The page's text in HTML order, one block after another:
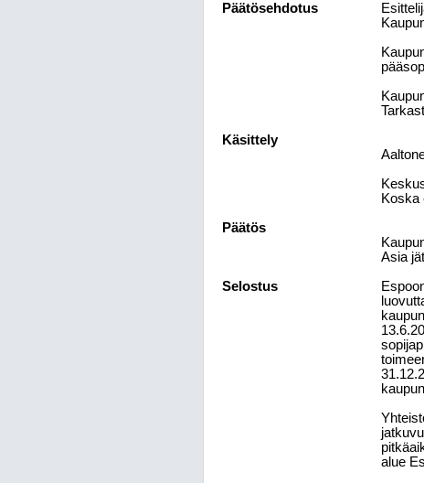
Päätösehdotus
Käsittely
Koska
Päätös
Asia
Selostus
alue